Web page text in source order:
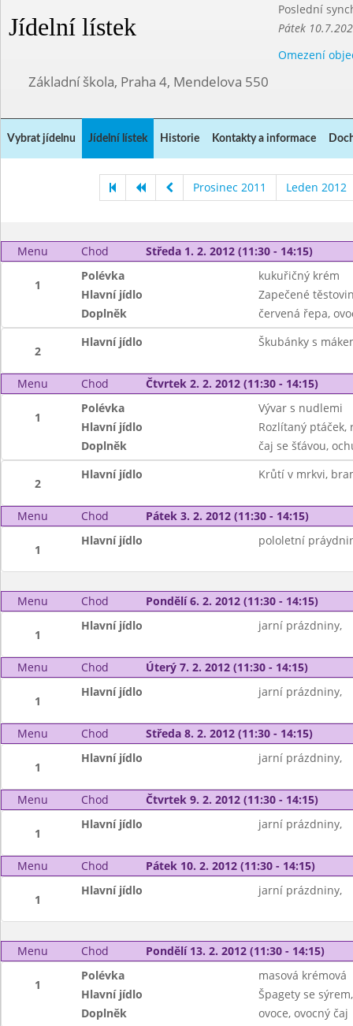
Jídelní lístek
Poslední
Pátek
Omezení
Základní škola, Praha 4, Mendelova 550
Vybrat jídelnu Jídelní lístek Historie Kontakty a informace
Prosinec 2011 Leden 2012
Menu Chod Středa 1. 2. 2012 (11:30 - 14:15)
1
Polévka
kukuřičný krém
Hlavní jídlo
Zapečené
Doplněk
červená řepa,
2
Hlavní jídlo Škubánky s
Menu Chod Čtvrtek 2. 2. 2012 (11:30 - 14:15)
1
Polévka
Vývar s nudlemi
Hlavní jídlo
Rozlítaný ptáček,
Doplněk
čaj se šťávou,
2
Hlavní jídlo Krůtí v mrkvi,
Menu Chod Pátek 3. 2. 2012 (11:30 - 14:15)
1
Hlavní jídlo pololetní
Menu Chod Pondělí 6. 2. 2012 (11:30 - 14:15)
1
Hlavní jídlo jarní prázdniny,
Menu Chod Úterý 7. 2. 2012 (11:30 - 14:15)
1
Hlavní jídlo jarní prázdniny,
Menu Chod Středa 8. 2. 2012 (11:30 - 14:15)
1
Hlavní jídlo jarní prázdniny,
Menu Chod Čtvrtek 9. 2. 2012 (11:30 - 14:15)
1
Hlavní jídlo jarní prázdniny,
Menu Chod Pátek 10. 2. 2012 (11:30 - 14:15)
1
Hlavní jídlo jarní prázdniny,
Menu Chod Pondělí 13. 2. 2012 (11:30 - 14:15)
1
Polévka
masová krémová
Hlavní jídlo
Špagety se
Doplněk
ovoce, ovocný čaj